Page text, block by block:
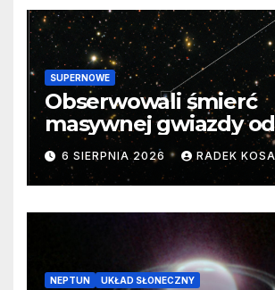
SUPERNOWE
Obserwowali śmierć
masywnej gwiazdy od
samego początku.
cenne dane
6 SIERPNIA 2026 RADEK
NEPTUN UKŁAD SŁONECZNY